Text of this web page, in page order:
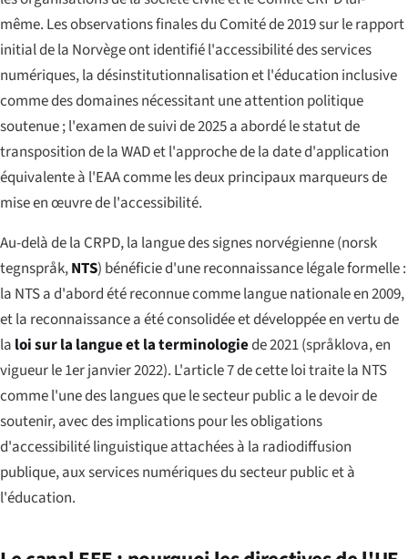
même. Les observations finales du Comité de 2019 sur le rapport
initial de la Norvège ont identifié l'accessibilité des services
numériques, la désinstitutionnalisation et l'éducation inclusive
comme des domaines nécessitant une attention politique
soutenue ; l'examen de suivi de 2025 a abordé le statut de
transposition de la WAD et l'approche de la date d'application
équivalente à l'EAA comme les deux principaux marqueurs de
mise en œuvre de l'accessibilité.
Au-delà de la CRPD, la langue des signes norvégienne (norsk
tegnspråk,NTS) bénéficie d'une reconnaissance légale formelle :
la NTS a d'abord été reconnue comme langue nationale en 2009,
et la reconnaissance a été consolidée et développée en vertu de
la loi sur la langue et la terminologiede 2021 (språklova, en
vigueur le 1er janvier 2022). L'article 7 de cette loi traite la NTS
comme l'une des langues que le secteur public a le devoir de
soutenir, avec des implications pour les obligations
d'accessibilité linguistique attachées à la radiodiffusion
publique, aux services numériques du secteur public et à
l'éducation.